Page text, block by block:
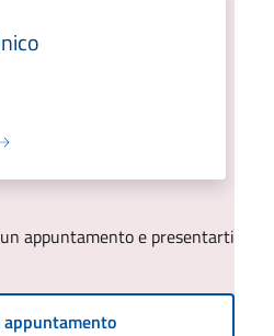
appuntamento e presentarti
appuntamento